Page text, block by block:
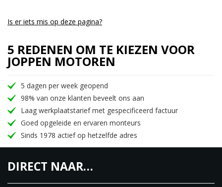
Is er iets mis op deze pagina?
5 REDENEN OM TE KIEZEN VOOR
JOPPEN MOTOREN
5 dagen per week geopend
98% van onze klanten beveelt ons aan
Laag werkplaatstarief met gespecificeerd factuur
Goed opgeleide en ervaren monteurs
Sinds 1978 actief op hetzelfde adres
DIRECT NAAR…